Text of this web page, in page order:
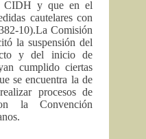
CIDH y que en el
cautelares con
10).La Comisión
la suspensión del
y del inicio de
cumplido ciertas
se encuentra la de
procesos de
la Convención